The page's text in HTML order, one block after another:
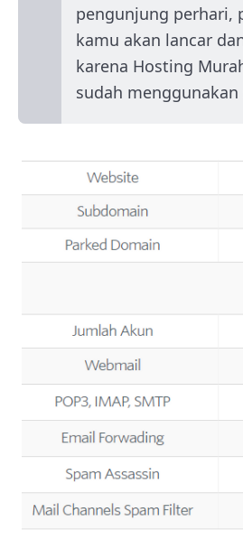
pengunjung perhari,
kamu akan lancar
karena Hosting
sudah menggunakan